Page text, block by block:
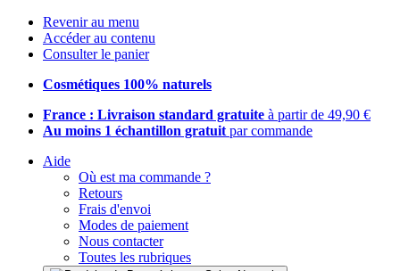
Revenir au menu
Accéder au contenu
Consulter le panier
Cosmétiques 100% naturels
France : Livraison standard gratuite à partir de 49,90 €
Au moins 1 échantillon gratuit par commande
Aide
Où est ma commande ?
Retours
Frais d'envoi
Modes de paiement
Nous contacter
Toutes les rubriques